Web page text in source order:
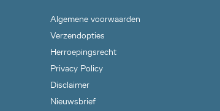
Algemene voorwaarden
Verzendopties
Herroepingsrecht
Privacy Policy
Disclaimer
Nieuwsbrief